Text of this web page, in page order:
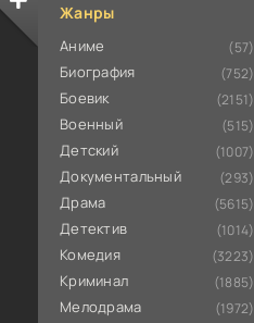
Жанры
Аниме (57)
Биография (752)
Боевик (2151)
Военный (515)
Детский (1007)
Документальный (293)
Драма (5615)
Детектив (1014)
Комедия (3223)
Криминал (1885)
Мелодрама (1972)